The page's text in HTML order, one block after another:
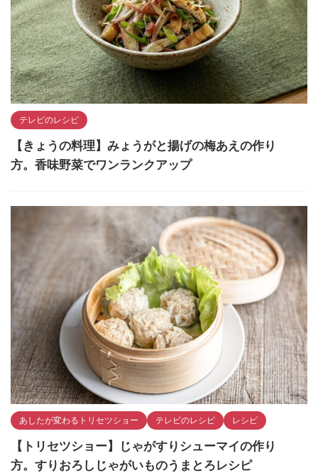
テレビのレシピ
【きょうの料理】みょうがと揚げの梅あえの作り
方。香味野菜でワンランクアップ
あしたが変わるトリセツショー テレビのレシピ レシピ
【トリセツショー】じゃがすりシューマイの作り
方。すりおろしじゃがいものうまとろレシピ